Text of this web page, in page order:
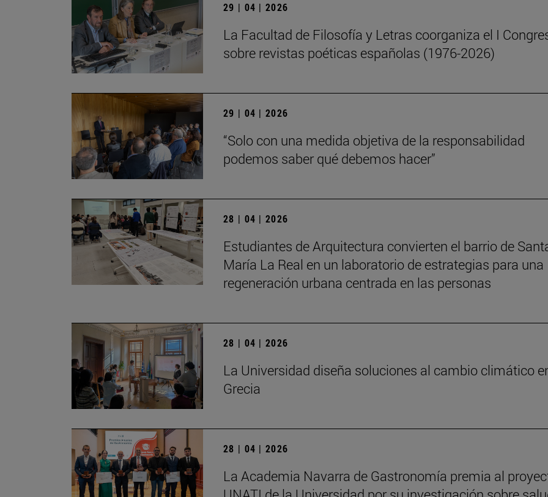
29 | 04 | 2026
La Facultad de Filosofía y Letras coorganiza el I
sobre revistas poéticas españolas (1976-2026)
29 | 04 | 2026
“Solo con una medida objetiva de la responsabilidad
podemos saber qué debemos hacer”
28 | 04 | 2026
Estudiantes de Arquitectura convierten el barrio de
María La Real en un laboratorio de estrategias para una
regeneración urbana centrada en las personas
28 | 04 | 2026
La Universidad diseña soluciones al cambio climático
Grecia
28 | 04 | 2026
La Academia Navarra de Gastronomía premia al